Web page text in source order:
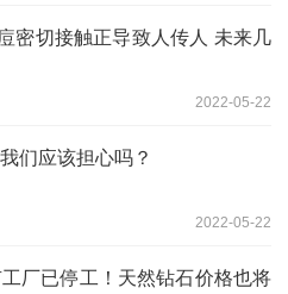
密切接触正导致人传人 未来几
2022-05-22
们应该担心吗？
2022-05-22
厂已停工！天然钻石价格也将